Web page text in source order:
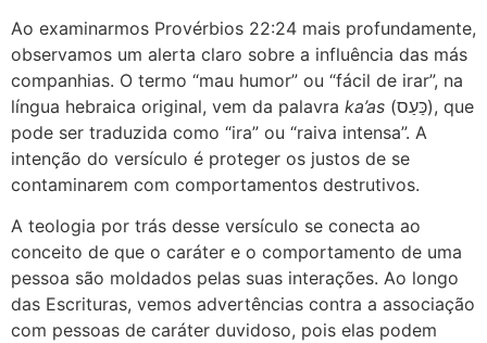
Ao examinarmos Provérbios 22:24 mais profundamente,
observamos um alerta claro sobre a influência das más
companhias. O termo “mau humor” ou “fácil de irar”, na
língua hebraica original, vem da palavra ka’as (כַּעַס), que
pode ser traduzida como “ira” ou “raiva intensa”. A
intenção do versículo é proteger os justos de se
contaminarem com comportamentos destrutivos.
A teologia por trás desse versículo se conecta ao
conceito de que o caráter e o comportamento de uma
pessoa são moldados pelas suas interações. Ao longo
das Escrituras, vemos advertências contra a associação
com pessoas de caráter duvidoso, pois elas podem